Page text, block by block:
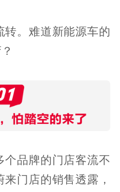
转。难道新能源车的
个品牌的门店客流不
门店的销售透露，